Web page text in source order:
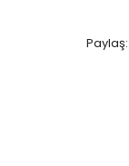
Paylaş: